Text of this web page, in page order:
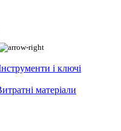
і ключі
матеріали